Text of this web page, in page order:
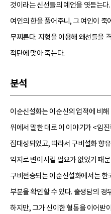
것이라는 신선들의 예언을 엿듣는
여인의 한을 풀어주니, 그 여인이
무찌른다. 지형을 이용해 왜선들을
적탄에 맞아 죽는다.
분석
이순신설화는 이순신의 업적에 비
위에서 말한 대로 이 이야기가 <임
집대성되었고, 따라서 구비설화 향
억지로 변이시킬 필요가 없었기 때
구비전승되는 이순신설화에서는
부분을 확인할 수 있다. 출생담의
하지만, 그가 신이한 혈통을 이어받